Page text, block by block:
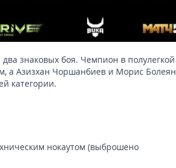
знаковых боя. Чемпион в полулегкой
а Азизхан Чоршанбиев и Морис Болеян
категории.
нокаутом (выброшено